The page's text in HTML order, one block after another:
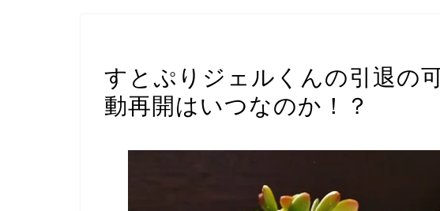
すとぷりジェルくんの引退の
動再開はいつなのか！？